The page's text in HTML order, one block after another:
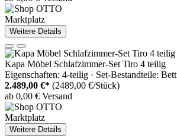
Marktplatz
Weitere Details
Kapa Möbel Schlafzimmer-Set Tiro 4 teilig
Eigenschaften: 4-teilig · Set-Bestandteile: Bett
2.489,00 €* (2489,00 €/Stück)
ab 0,00 € Versand
Marktplatz
Weitere Details